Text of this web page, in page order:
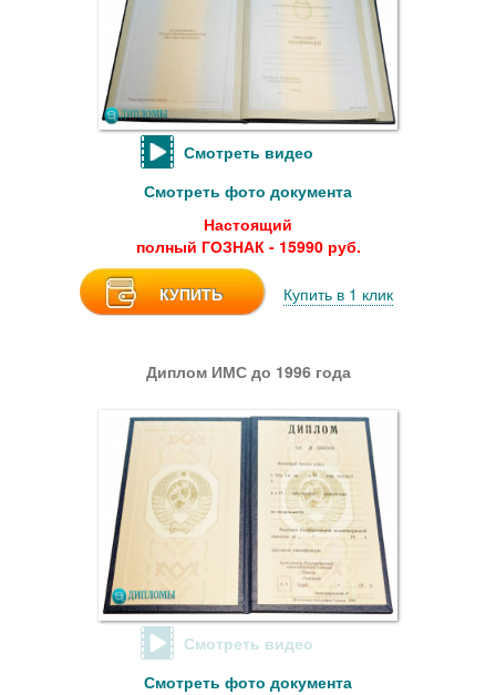
Смотреть видео
Смотреть фото документа
Настоящий
полный ГОЗНАК - 15990 руб.
КУПИТЬ Купить в 1 клик
Диплом ИМС до 1996 года
Смотреть видео
Смотреть фото документа